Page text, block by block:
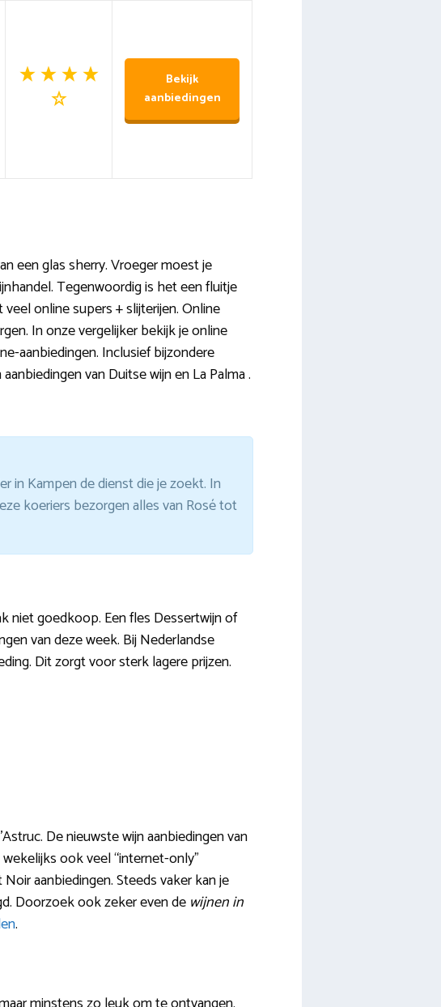
Bekijk
aanbiedingen
een glas sherry. Vroeger moest je
Tegenwoordig is het een fluitje
online supers + slijterijen. Online
In onze vergelijker bekijk je online
aanbiedingen. Inclusief bijzondere
van Duitse wijn en La Palma .
in Kampen de dienst die je zoekt. In
koeriers bezorgen alles van Rosé tot
niet goedkoop. Een fles Dessertwijn of
van deze week. Bij Nederlandse
Dit zorgt voor sterk lagere prijzen.
De nieuwste wijn aanbiedingen van
ook veel “internet-only”
aanbiedingen. Steeds vaker kan je
Doorzoek ook zeker even dewijnen in
.